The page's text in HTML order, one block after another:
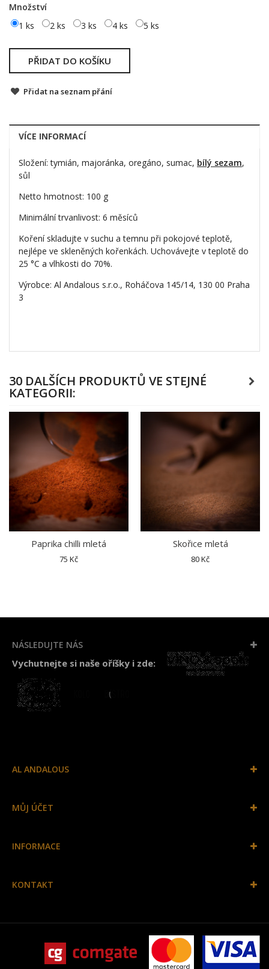
Množství
1 ks
2 ks 3 ks 4 ks 5 ks
PŘIDAT DO KOŠÍKU
Přidat na seznam přání
VÍCE INFORMACÍ
Složení: tymián, majoránka, oregáno, sumac, bílý sezam,
sůl
Netto hmotnost: 100 g
Minimální trvanlivost: 6 měsíců
Koření skladujte v suchu a temnu při pokojové teplotě,
nejlépe ve skleněných kořenkách. Uchovávejte v teplotě do
25 °C a vlhkosti do 70%.
Výrobce: Al Andalous s.r.o., Roháčova 145/14, 130 00 Praha
3
30 DALŠÍCH PRODUKTŮ VE STEJNÉ
KATEGORII:
Paprika chilli mletá
75 Kč
Skořice mletá
80 Kč
NÁSLEDUJTE NÁS
Vychutnejte si naše oříšky i zde:
AL ANDALOUS
MŮJ ÚČET
INFORMACE
KONTAKT